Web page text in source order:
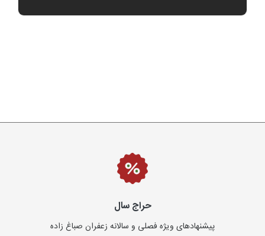
تومان
حراج سال
پیشنهادهای ویژه فصلی و سالانه زعفران صباغ زاده